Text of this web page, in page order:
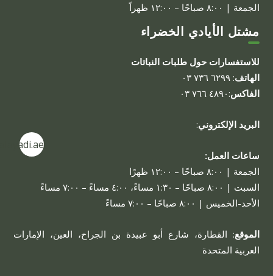
الجمعة | ٨:٠٠ صباحًا – ١٢:٠٠ ظهراً
مشتل الأيادي الخضراء
للاستفسارات حول طلبات النباتات
الهاتف: ٦٢٩٩ ٧٣٦ ٠٣
الفاكس:٤٨٩٠ ٧٦٦ ٠٣
البريد الإلكتروني:
ساعات العمل:
الجمعة | ٨:٠٠ صباحًا – ١٢:٠٠ ظهرًا
السبت | ٨:٠٠ صباحًا – ١:٣٠ مساءً، ٤:٠٠ مساءً – ٧:٠٠ مساءً
الأحد-الخميس | ٨:٠٠ صباحًا – ٧:٠٠ مساءً
الموقع: القطارة، شارع أبو عبيدة بن الجراح، العين، الإمارات
العربية المتحدة